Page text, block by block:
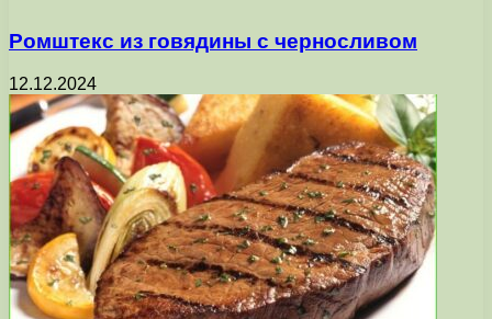
Ромштекс из говядины с черносливом
12.12.2024